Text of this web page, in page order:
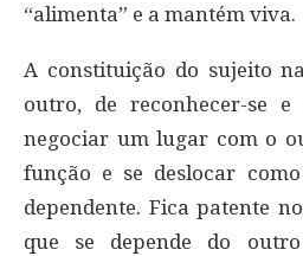
“alimenta” e a mantém viva.
A constituição do sujeito
outro, de reconhecer-se e
negociar um lugar com o
função e se deslocar
dependente. Fica patente
que se depende do